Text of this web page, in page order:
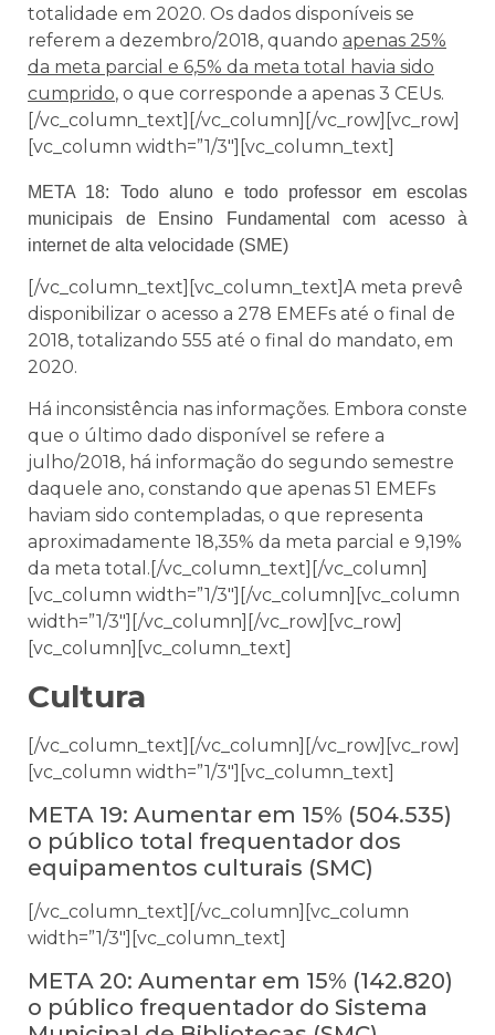
totalidade em 2020. Os dados disponíveis se
referem a dezembro/2018, quando apenas 25%
da meta parcial e 6,5% da meta total havia sido
cumprido, o que corresponde a apenas 3 CEUs.
[/vc_column_text][/vc_column][/vc_row][vc_row]
[vc_column width=”1/3″][vc_column_text]
META 18: Todo aluno e todo professor em escolas
municipais de Ensino Fundamental com acesso à
internet de alta velocidade (SME)
[/vc_column_text][vc_column_text]A meta prevê
disponibilizar o acesso a 278 EMEFs até o final de
2018, totalizando 555 até o final do mandato, em
2020.
Há inconsistência nas informações. Embora conste
que o último dado disponível se refere a
julho/2018, há informação do segundo semestre
daquele ano, constando que apenas 51 EMEFs
haviam sido contempladas, o que representa
aproximadamente 18,35% da meta parcial e 9,19%
da meta total.[/vc_column_text][/vc_column]
[vc_column width=”1/3″][/vc_column][vc_column
width=”1/3″][/vc_column][/vc_row][vc_row]
[vc_column][vc_column_text]
Cultura
[/vc_column_text][/vc_column][/vc_row][vc_row]
[vc_column width=”1/3″][vc_column_text]
META 19: Aumentar em 15% (504.535)
o público total frequentador dos
equipamentos culturais (SMC)
[/vc_column_text][/vc_column][vc_column
width=”1/3″][vc_column_text]
META 20: Aumentar em 15% (142.820)
o público frequentador do Sistema